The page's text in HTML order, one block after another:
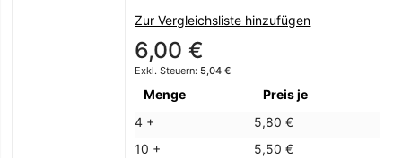
Zur Vergleichsliste hinzufügen
6,00 €
5,04 €
Menge
Preis je
4 +
5,80 €
10 +
5,50 €